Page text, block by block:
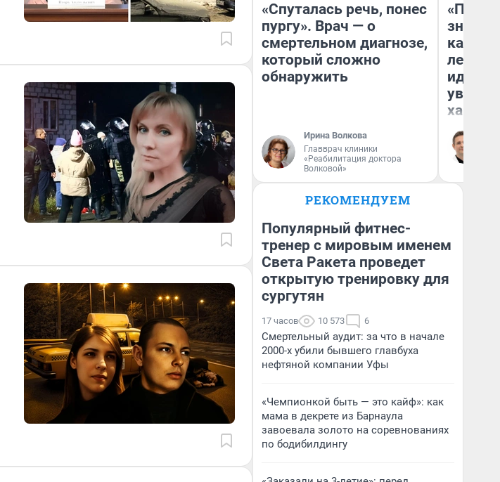
«Спуталась речь, понес
пургу». Врач — о
смертельном диагнозе,
который сложно
обнаружить
Ирина Волкова
Главврач клиники
«Реабилитация доктора
Волковой»
идею
РЕКОМЕНДУЕМ
Популярный фитнес-
тренер с мировым именем
Света Ракета проведет
открытую тренировку для
сургутян
17 часов 10 573 6
Смертельный аудит: за что в начале
2000-х убили бывшего главбуха
нефтяной компании Уфы
«Чемпионкой быть — это кайф»: как
мама в декрете из Барнаула
завоевала золото на соревнованиях
по бодибилдингу